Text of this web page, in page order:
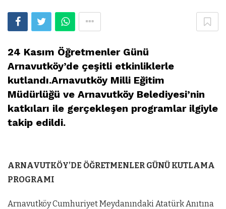
24 Kasım Öğretmenler Günü
Arnavutköy’de çeşitli etkinliklerle
kutlandı.Arnavutköy Milli Eğitim
Müdürlüğü ve Arnavutköy Belediyesi’nin
katkıları ile gerçekleşen programlar ilgiyle
takip edildi.
ARNAVUTKÖY’DE ÖĞRETMENLER GÜNÜ KUTLAMA
PROGRAMI
Arnavutköy Cumhuriyet Meydanındaki Atatürk Anıtına